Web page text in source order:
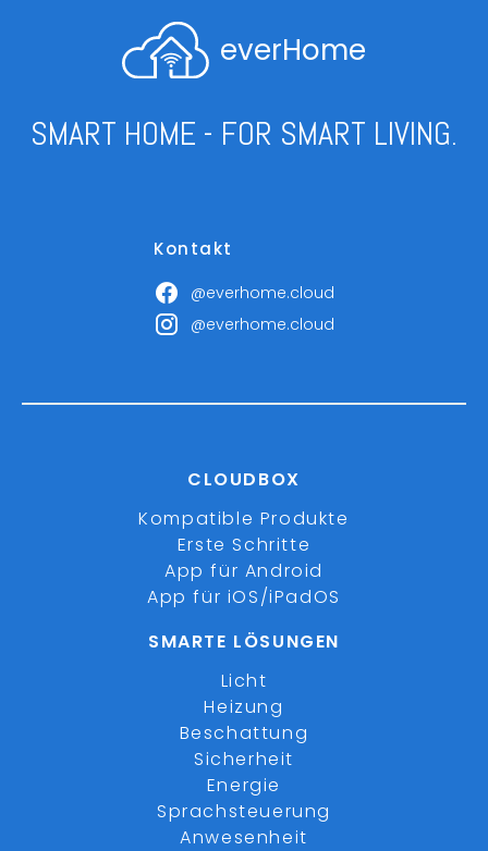
everHome
SMART HOME - FOR SMART LIVING.
Kontakt
@everhome.cloud
@everhome.cloud
CLOUDBOX
Kompatible Produkte
Erste Schritte
App für Android
App für iOS/iPadOS
SMARTE LÖSUNGEN
Licht
Heizung
Beschattung
Sicherheit
Energie
Sprachsteuerung
Anwesenheit